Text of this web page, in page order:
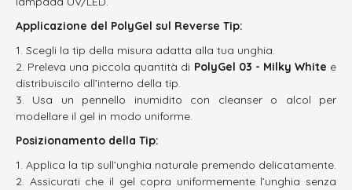
Applicazione del PolyGel sul Reverse Tip:
Scegli la tip della misura adatta alla tua unghia.
Preleva una piccola quantità di PolyGel 03 - Milky White e
distribuiscilo all’interno della tip.
Usa un pennello inumidito con cleanser o alcol per
modellare il gel in modo uniforme.
Posizionamento della Tip:
Applica la tip sull’unghia naturale premendo delicatamente.
Assicurati che il gel copra uniformemente l’unghia senza